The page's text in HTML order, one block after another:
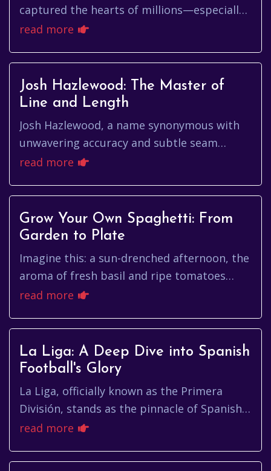
captured the hearts of millions—especially
in India—has made its way into the digital
read more
Josh Hazlewood: The Master of
Line and Length
Josh Hazlewood, a name synonymous with
unwavering accuracy and subtle seam
movement, has cemented his place as one
read more
Grow Your Own Spaghetti: From
Garden to Plate
Imagine this: a sun-drenched afternoon, the
aroma of fresh basil and ripe tomatoes
filling the air. You step into your garden,
read more
La Liga: A Deep Dive into Spanish
Football's Glory
La Liga, officially known as the Primera
División, stands as the pinnacle of Spanish
football, a league steeped in history,
read more